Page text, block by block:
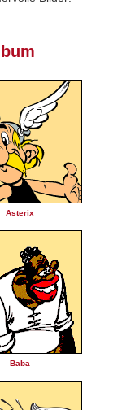
Asterix
Baba